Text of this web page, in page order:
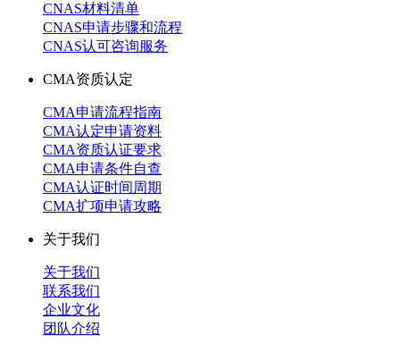
CNAS材料清单
CNAS申请步骤和流程
CNAS认可咨询服务
CMA资质认定
CMA申请流程指南
CMA认定申请资料
CMA资质认证要求
CMA申请条件自查
CMA认证时间周期
CMA扩项申请攻略
关于我们
关于我们
联系我们
企业文化
团队介绍